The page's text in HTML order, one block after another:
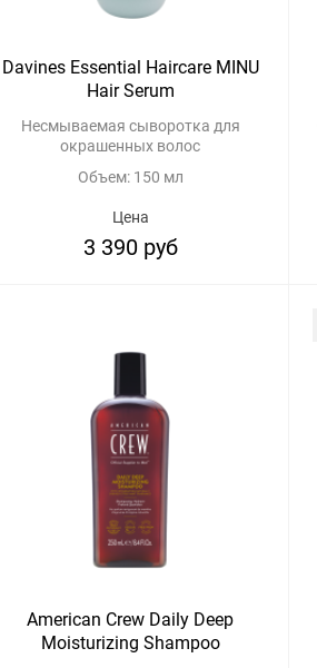
Davines Essential Haircare MINU
Hair Serum
Несмываемая сыворотка для
окрашенных волос
Объем: 150 мл
Цена
3 390 руб
American Crew Daily Deep
Moisturizing Shampoo